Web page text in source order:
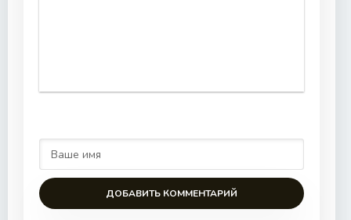
ДОБАВИТЬ КОММЕНТАРИЙ